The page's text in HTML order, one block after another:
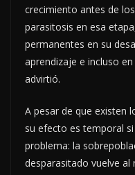
crecimiento antes de
parasitosis en esa
permanentes en su
aprendizaje e incluso
advirtió.
A pesar de que existen
su efecto es temporal
problema: la
desparasitado vuelve